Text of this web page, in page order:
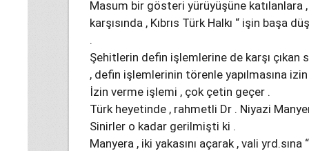
Masum bir gösteri yürüyüşüne katılanlara
karşısında , Kıbrıs Türk Halkı “ işin başa
.
Şehitlerin defin işlemlerine de karşı çıkan
, defin işlemlerinin törenle yapılmasına
İzin verme işlemi , çok çetin geçer .
Türk heyetinde , rahmetli Dr . Niyazi
Sinirler o kadar gerilmişti ki .
Manyera , iki yakasını açarak , vali yrd.sına